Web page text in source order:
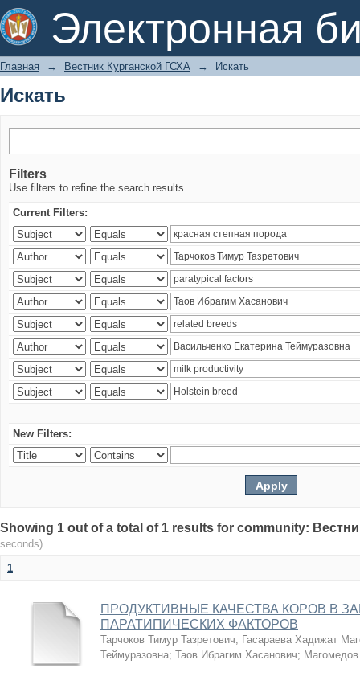
Электронная
Искать
Главная → Вестник Курганской ГСХА → Искать
Искать
Filters
Use filters to refine the search results.
Current Filters:
New Filters:
Showing 1 out of a total of 1 results for community:
seconds)
1
ПРОДУКТИВНЫЕ КАЧЕСТВА КОРОВ В
ПАРАТИПИЧЕСКИХ ФАКТОРОВ
Тарчоков Тимур Тазретович; Гасараева Хадижат
Теймуразовна; Таов Ибрагим Хасанович;